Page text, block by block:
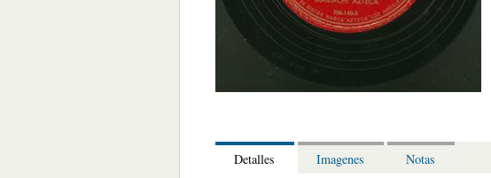
Detalles Imagenes Notas